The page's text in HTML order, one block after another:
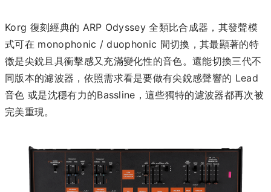
Korg 復刻經典的 ARP Odyssey 全類比合成器，其發聲模
式可在 monophonic / duophonic 間切換，其最顯著的特
徵是尖銳且具衝擊感又充滿變化性的音色。還能切換三代不
同版本的濾波器，依照需求看是要做有尖銳感聲響的 Lead
音色 或是沈穩有力的Bassline，這些獨特的濾波器都再次被
完美重現。